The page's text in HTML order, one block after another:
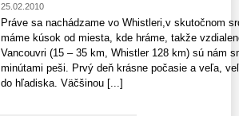
25.02.2010
Práve sa nachádzame vo Whistleri,v skutočnom
máme kúsok od miesta, kde hráme, takže
Vancouvri (15 – 35 km, Whistler 128 km) sú nám
minútami peši. Prvý deň krásne počasie a veľa,
do hľadiska. Väčšinou [...]